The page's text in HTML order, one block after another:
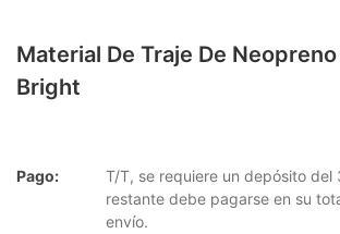
Material De Traje De
Bright
Pago:
T/T, se requiere un depósito del
restante debe pagarse en su
envío.